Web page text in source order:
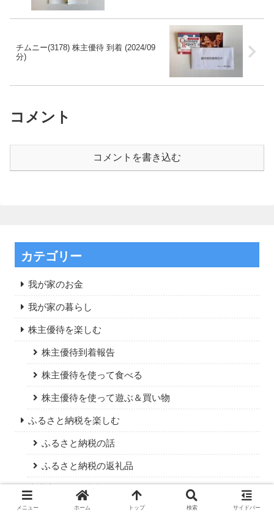
チムニー(3178) 株主優待 到着 (2024/09
分)
コメント
コメントを書き込む
カテゴリー
我が家のお金
我が家の暮らし
株主優待を楽しむ
株主優待到着報告
株主優待を使って食べる
株主優待を使って遊ぶ＆買い物
ふるさと納税を楽しむ
ふるさと納税の話
ふるさと納税の返礼品
専業主婦の無駄遣い記録
専業主婦の自己啓発
メニュー ホーム トップ 検索 サイドバー